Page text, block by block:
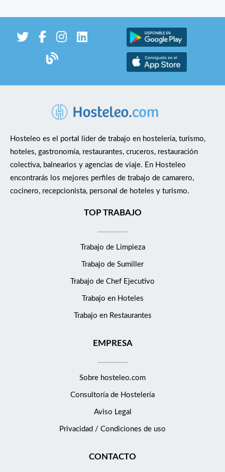
Hosteleo es el portal líder de trabajo en hostelería, turismo,
hoteles, gastronomía, restaurantes, cruceros, restauración
colectiva, balnearios y agencias de viaje. En Hosteleo
encontrarás los mejores perfiles de trabajo de camarero,
cocinero, recepcionista, personal de hoteles y turismo.
TOP TRABAJO
Trabajo de Limpieza
Trabajo de Sumiller
Trabajo de Chef Ejecutivo
Trabajo en Hoteles
Trabajo en Restaurantes
EMPRESA
Sobre hosteleo.com
Consultoría de Hostelería
Aviso Legal
Privacidad / Condiciones de uso
CONTACTO